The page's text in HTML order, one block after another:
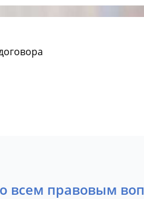
всем правовым